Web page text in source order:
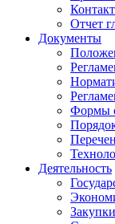
Отчет
Документы
Формы
Деятельность
Закупки